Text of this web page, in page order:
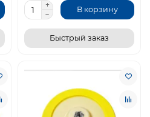
В корзину
Быстрый заказ